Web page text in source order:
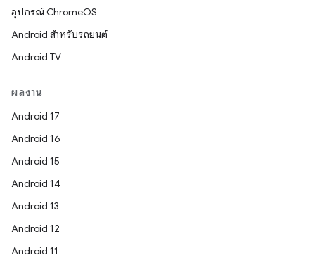
อุปกรณ์ ChromeOS
Android สำหรับรถยนต์
Android TV
ผลงาน
Android 17
Android 16
Android 15
Android 14
Android 13
Android 12
Android 11